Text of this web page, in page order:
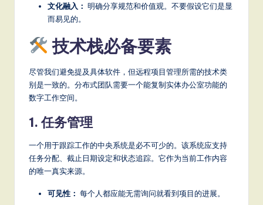
文化融入： 明确分享规范和价值观。不要假设它们是显
而易见的。
技术栈必备要素
尽管我们避免提及具体软件，但远程项目管理所需的技术类
别是一致的。分布式团队需要一个能复制实体办公室功能的
数字工作空间。
1. 任务管理
一个用于跟踪工作的中央系统是必不可少的。该系统应支持
任务分配、截止日期设定和状态追踪。它作为当前工作内容
的唯一真实来源。
可见性： 每个人都应能无需询问就看到项目的进展。